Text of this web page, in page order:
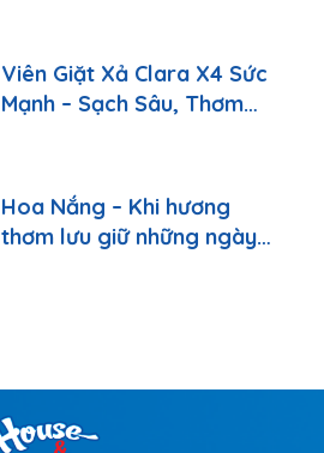
Viên Giặt Xả Clara X4 Sức
Mạnh – Sạch Sâu, Thơm
Hoa Nắng – Khi hương
thơm lưu giữ những ngày